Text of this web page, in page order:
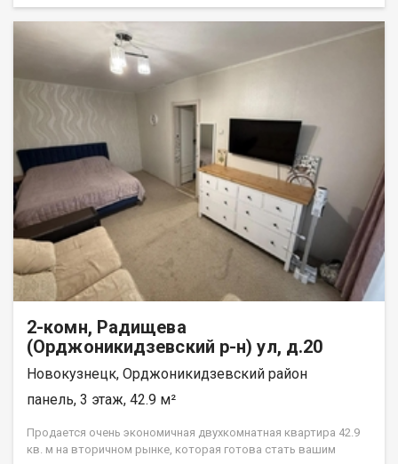
2-комн, Радищева
(Орджоникидзевский р-н) ул, д.20
Новокузнецк, Орджоникидзевский район
панель, 3 этаж, 42.9 м²
Продается очень экономичная двухкомнатная квартира 42.9
кв. м на вторичном рынке, которая готова стать вашим